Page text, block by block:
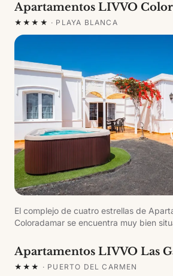
Apartamentos LIVVO
★★★★ · PLAYA BLANCA
El complejo de cuatro estrellas de
Coloradamar se encuentra muy bien
están construidos a diferentes niveles,
propio espacio, y desde los
puede vislumbrar Fuerteventura y la
Apartamentos LIVVO Las
★★★ · PUERTO DEL CARMEN